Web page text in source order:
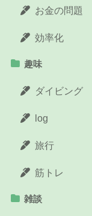
お金の問題
効率化
趣味
ダイビング
log
旅行
筋トレ
雑談